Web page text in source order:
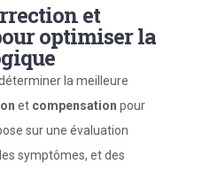
et
optimiser la
la meilleure
et compensation pour
sur une évaluation
symptômes, et des